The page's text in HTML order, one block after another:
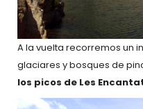
A la vuelta recorremos un
glaciares y bosques de
los picos de Les